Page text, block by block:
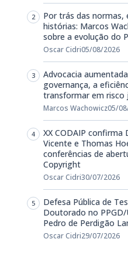
Por trás das normas,
histórias: Marcos
sobre a evolução do
Oscar Cidri05/08/2026
Advocacia
governança, a
transformar em risco
Marcos Wachowicz05/
XX CODAIP confirma
Vicente e Thomas
conferências de
Copyright
Oscar Cidri30/07/2026
Defesa Pública de
Doutorado no PPGD/
Pedro de Perdigão
Oscar Cidri29/07/2026